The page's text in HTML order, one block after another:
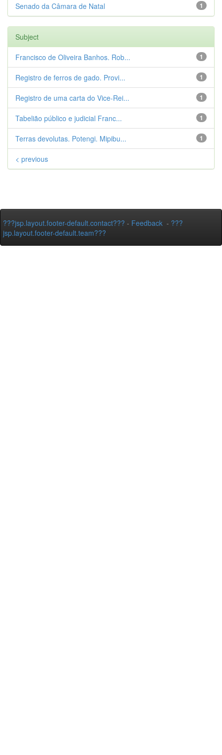
1
Senado da Câmara de Natal
Subject
1
Francisco de Oliveira Banhos. Rob...
1
Registro de ferros de gado. Provi...
1
Registro de uma carta do Vice-Rei...
1
Tabelião público e judicial Franc...
1
Terras devolutas. Potengi. Mipibu...
< previous
???jsp.layout.footer-default.contact??? - Feedback - ???
jsp.layout.footer-default.team???